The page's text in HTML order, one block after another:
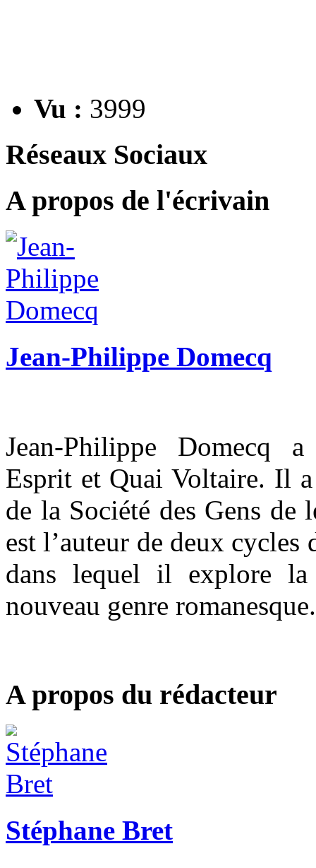
Vu : 3999
Réseaux Sociaux
A propos de l'écrivain
Jean-Philippe Domecq
Jean-Philippe Domecq
Esprit et Quai Voltaire. Il
de la Société des Gens de
est l’auteur de deux cycles
dans lequel il explore la
nouveau genre romanesque.
A propos du rédacteur
Stéphane Bret